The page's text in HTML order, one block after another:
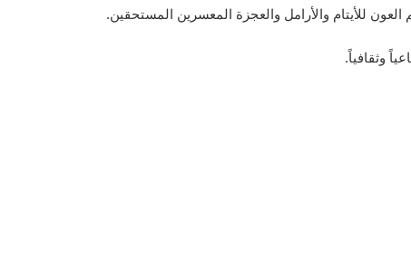
للأيتام والأرامل والعجزة المعسرين المستحقين.
وثقافياً.